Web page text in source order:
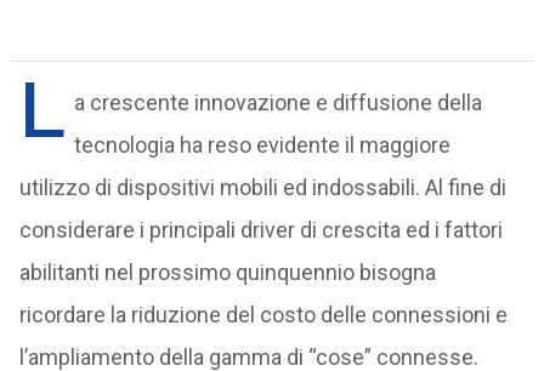
L a crescente innovazione e diffusione della
tecnologia ha reso evidente il maggiore
utilizzo di dispositivi mobili ed indossabili. Al fine di
considerare i principali driver di crescita ed i fattori
abilitanti nel prossimo quinquennio bisogna
ricordare la riduzione del costo delle connessioni e
l’ampliamento della gamma di “cose” connesse.